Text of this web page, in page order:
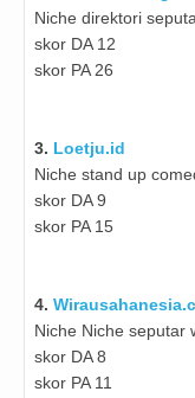
Niche direktori
skor DA 12
skor PA 26
3. Loetju.id
Niche stand up
skor DA 9
skor PA 15
4.
Niche Niche seputar
skor DA 8
skor PA 11